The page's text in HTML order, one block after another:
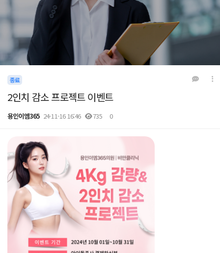
종료
2인치 감소 프로젝트 이벤트
용인이엠365 24-11-16 16:46 735 0